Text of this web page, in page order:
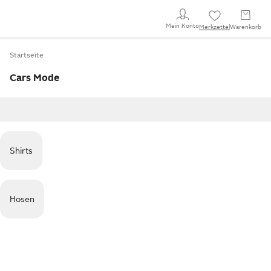
Mein KontoMerkzettel Warenkorb
Startseite
Cars Mode
Shirts
Hosen